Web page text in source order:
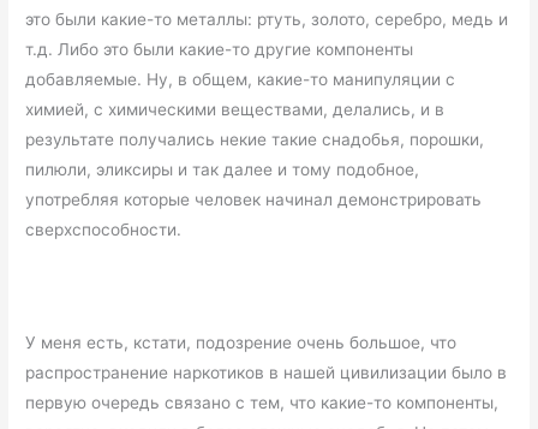
это были какие-то металлы: ртуть, золото, серебро, медь и
т.д. Либо это были какие-то другие компоненты
добавляемые. Ну, в общем, какие-то манипуляции с
химией, с химическими веществами, делались, и в
результате получались некие такие снадобья, порошки,
пилюли, эликсиры и так далее и тому подобное,
употребляя которые человек начинал демонстрировать
сверхспособности.
У меня есть, кстати, подозрение очень большое, что
распространение наркотиков в нашей цивилизации было в
первую очередь связано с тем, что какие-то компоненты,